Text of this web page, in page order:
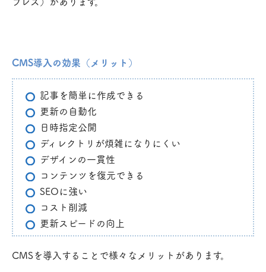
CMS導入の効果（メリット）
記事を簡単に作成できる
更新の自動化
日時指定公開
ディレクトリが煩雑になりにくい
デザインの一貫性
コンテンツを復元できる
SEOに強い
コスト削減
更新スピードの向上
CMSを導入することで様々なメリットがあります。